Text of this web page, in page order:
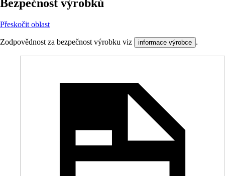
Bezpečnost výrobků
Přeskočit oblast
Zodpovědnost za bezpečnost výrobku viz informace výrobce .